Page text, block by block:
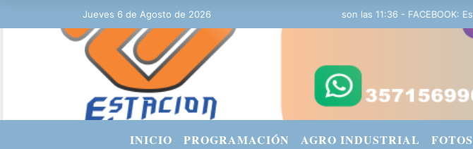
Jueves 6 de Agosto de 2026
Hoy es Jueves 6 de Agosto de 2026 y son las 11:36 - FACEBOOK:
INICIO PROGRAMACIÓN AGRO INDUSTRIAL FOTOS